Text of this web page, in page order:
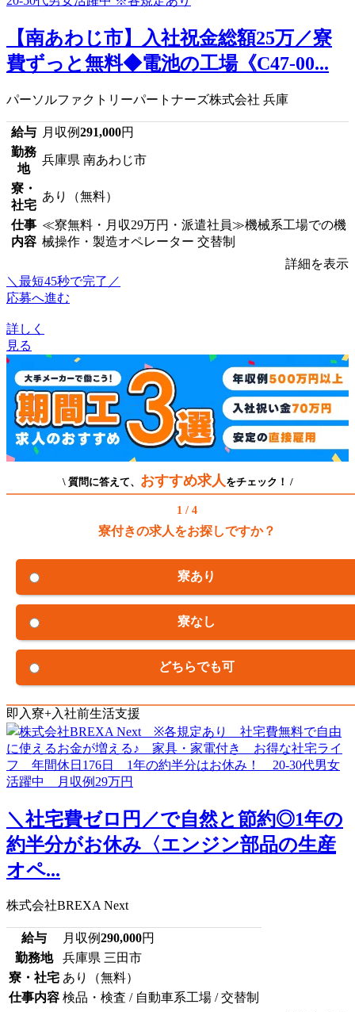
【南あわじ市】入社祝金総額25万／寮
費ずっと無料◆電池の工場《C47-00...
パーソルファクトリーパートナーズ株式会社 兵庫
給与 月収例291,000円
勤務
地
兵庫県 南あわじ市
寮・
社宅
あり（無料）
仕事
内容
≪寮無料・月収29万円・派遣社員≫機械系工場での機
械操作・製造オペレーター 交替制
詳細を表示
＼最短45秒で完了／
応募へ進む
詳しく
見る
\ 質問に答えて、 おすすめ求人 をチェック！ /
1 / 4
寮付きの求人をお探しですか？
寮あり
寮なし
どちらでも可
即入寮+入社前生活支援
＼社宅費ゼロ円／で自然と節約◎1年の
約半分がお休み〈エンジン部品の生産
オペ...
株式会社BREXA Next
給与 月収例290,000円
勤務地
兵庫県 三田市
寮・社宅 あり（無料）
仕事内容 検品・検査 / 自動車系工場 / 交替制